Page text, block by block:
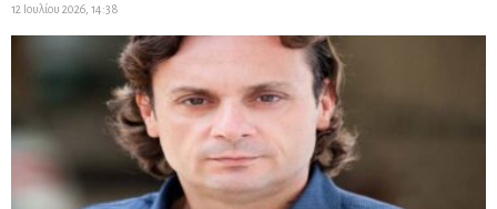
12 Ιουλίου 2026, 14:38